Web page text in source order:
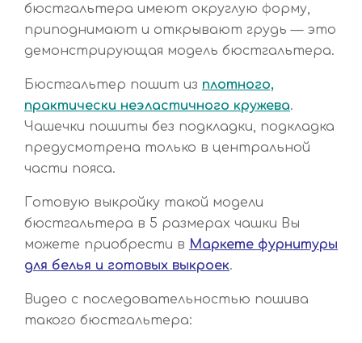
бюстгальтера имеют округлую форму,
приподнимают и открывают грудь — это
демонстрирующая модель бюстгальтера.
Бюстгальтер пошит из плотного,
практически неэластичного кружева.
Чашечки пошиты без подкладки, подкладка
предусмотрена только в центральной
части пояса.
Готовую выкройку такой модели
бюстгальтера в 5 размерах чашки Вы
можете приобрести в Маркете фурнитуры
для белья и готовых выкроек.
Видео с последовательностью пошива
такого бюстгальтера: